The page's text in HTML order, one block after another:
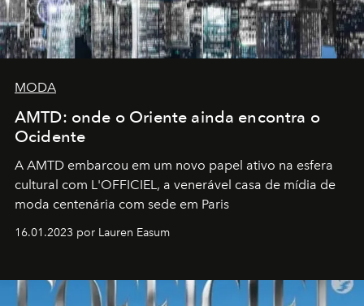
MODA
AMTD: onde o Oriente ainda encontra o
Ocidente
A AMTD embarcou em um novo papel ativo na esfera
cultural com L'OFFICIEL, a venerável casa de mídia de
moda centenária com sede em Paris
16.01.2023 por Lauren Easum